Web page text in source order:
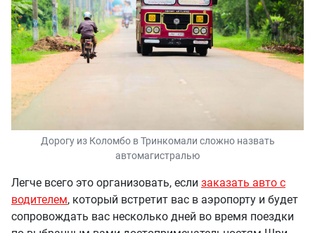
Дорогу из Коломбо в Тринкомали сложно назвать
автомагистралью
Легче всего это организовать, если заказать авто с
водителем, который встретит вас в аэропорту и будет
сопровождать вас несколько дней во время поездки